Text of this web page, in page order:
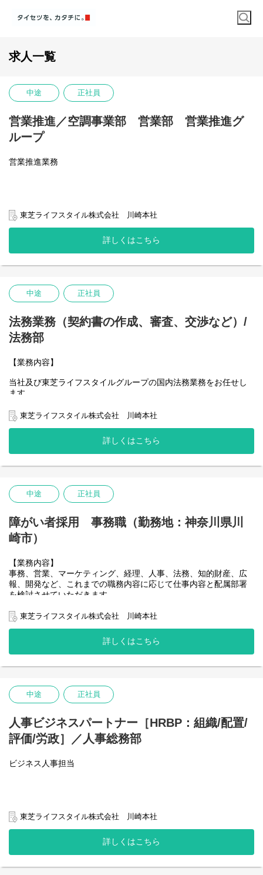
求人一覧
中途 正社員
営業推進／空調事業部 営業部 営業推進グ
ループ
営業推進業務
エアコン営業部にてBtoBルートの営業を担当
東芝ライフスタイル株式会社 川崎本社
詳しくはこちら
中途 正社員
法務業務（契約書の作成、審査、交渉など）/
法務部
【業務内容】
当社及び東芝ライフスタイルグループの国内法務業務をお任せし
ます
■契約書管理、契約案の作成、検討（主として和文契約で、英文と
■会社法関連業務（株主総会、取締役会等の会社ガバナンス業務）
■労働法関連業務
■クレーム対応、訴訟／仲裁対応
■コンプライアンス管理（PDPA、輸出管理、独禁法等）
■その他の法律相談、法務サポート
【募集背景】
契約法務（契約審査）の体制強化
東芝ライフスタイル株式会社 川崎本社
詳しくはこちら
中途 正社員
障がい者採用 事務職（勤務地：神奈川県川
崎市）
【業務内容】
事務、営業、マーケティング、経理、人事、法務、知的財産、広
報、開発など、これまでの職務内容に応じて仕事内容と配属部署
を検討させていただきます。
東芝ライフスタイル株式会社 川崎本社
詳しくはこちら
中途 正社員
人事ビジネスパートナー［HRBP：組織/配置/
評価/労政］／人事総務部
ビジネス人事担当
います。
当社の人事オペレーションの理解を図るとともに、人事的側面か
らのビジネス貢献を果たしていただきます。
・組織/配置/評価/労務労政等の人事運用
・人事運用の生産性向上に向けた課題特定、改善活動
東芝ライフスタイル株式会社 川崎本社
詳しくはこちら